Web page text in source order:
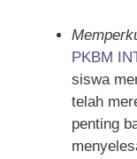
PKBM
siswa
telah
penting